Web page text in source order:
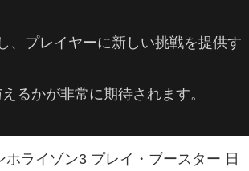
、プレイヤーに新しい挑戦を提供す
るかが非常に期待されます。
ライゾン3 プレイ・ブースター 日